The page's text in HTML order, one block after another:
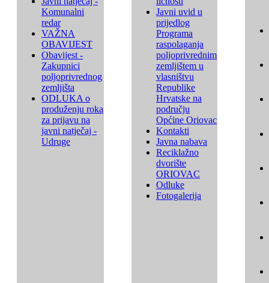
Komunalni
redar
VAŽNA
OBAVIJEST
Obavijest -
Zakupnici
poljoprivrednog
zemljišta
ODLUKA o
produženju roka
za prijavu na
javni natječaj -
Udruge
Javni uvid u
prijedlog
Programa
raspolaganja
poljoprivrednim
zemljištem u
vlasništvu
Republike
Hrvatske na
području
Općine Oriovac
Kontakti
Javna nabava
Reciklažno
dvorište
ORIOVAC
Odluke
Fotogalerija